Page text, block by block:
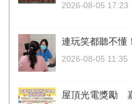
2026-08-05 17:23
連玩笑都聽不
2026-08-05 11:35
屋頂光電獎勵